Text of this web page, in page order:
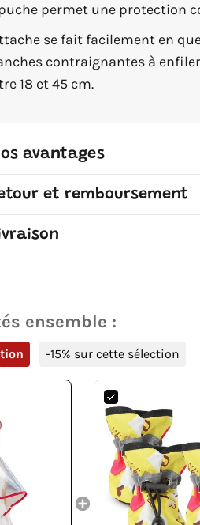
permet une protection
se fait facilement en
contraignantes à
18 et 45 cm.
avantages
et remboursement
ensemble :
-15% sur cette sélection